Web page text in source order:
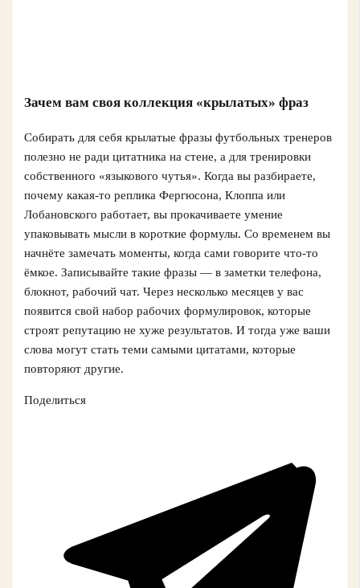
Зачем вам своя коллекция «крылатых» фраз
Собирать для себя крылатые фразы футбольных тренеров
полезно не ради цитатника на стене, а для тренировки
собственного «языкового чутья». Когда вы разбираете,
почему какая-то реплика Фергюсона, Клоппа или
Лобановского работает, вы прокачиваете умение
упаковывать мысли в короткие формулы. Со временем вы
начнёте замечать моменты, когда сами говорите что-то
ёмкое. Записывайте такие фразы — в заметки телефона,
блокнот, рабочий чат. Через несколько месяцев у вас
появится свой набор рабочих формулировок, которые
строят репутацию не хуже результатов. И тогда уже ваши
слова могут стать теми самыми цитатами, которые
повторяют другие.
Поделиться